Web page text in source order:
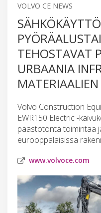
VOLVO CE NEWS
TEHOSTAVAT
URBAANIA
Volvo Construction
EWR150 Electric -
päästötöntä toimintaa
eurooppalaisissa
www.volvoce.com